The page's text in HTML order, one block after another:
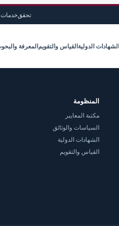
تحققخدمات
الشهادات الدولية القياس والتقويم المعرفة
المنظومة
مكتبة المعايير
السياسات والوثائق
الشهادات الدولية
القياس والتقويم